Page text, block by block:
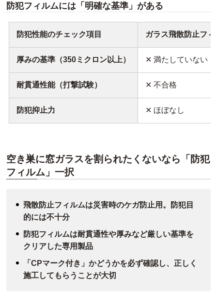
防犯フィルムには「明確な基準」がある
防犯性能のチェック項目 ガラス飛散防止フィ
厚みの基準（350ミクロン以上） ✕ 満たしていない
耐貫通性能（打撃試験） ✕ 不合格
防犯抑止力 ✕ ほぼなし
空き巣に窓ガラスを割られたくないなら「防犯
フィルム」一択
飛散防止フィルムは災害時のケガ防止用。防犯目
的には不十分
防犯フィルムは耐貫通性や厚みなど厳しい基準を
クリアした専用製品
「CPマーク付き」かどうかを必ず確認し、正しく
施工してもらうことが大切